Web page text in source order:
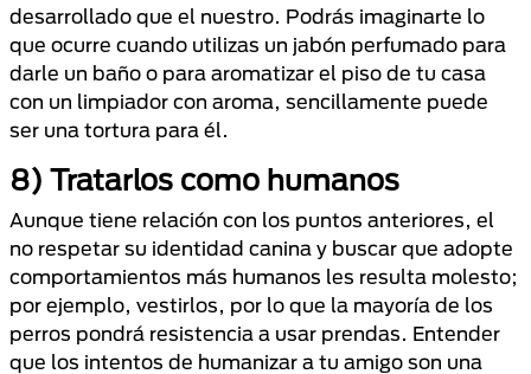
desarrollado que el nuestro. Podrás imaginarte lo
que ocurre cuando utilizas un jabón perfumado para
darle un baño o para aromatizar el piso de tu casa
con un limpiador con aroma, sencillamente puede
ser una tortura para él.
8) Tratarlos como humanos
Aunque tiene relación con los puntos anteriores, el
no respetar su identidad canina y buscar que adopte
comportamientos más humanos les resulta molesto;
por ejemplo, vestirlos, por lo que la mayoría de los
perros pondrá resistencia a usar prendas. Entender
que los intentos de humanizar a tu amigo son una